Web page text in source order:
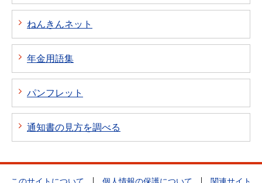
ねんきんネット
年金用語集
パンフレット
通知書の見方を調べる